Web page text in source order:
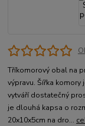
Tříkomorový obal na
výpravu. Šířka komory
vytváří dostatečný
je dlouhá kapsa o
20x10x5cm na dro...